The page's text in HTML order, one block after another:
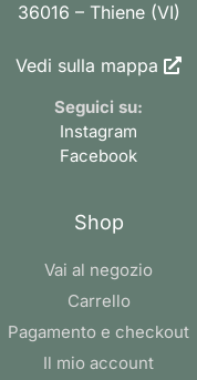
36016 – Thiene (VI)
Vedi sulla mappa
Seguici su:
Instagram
Facebook
Shop
Vai al negozio
Carrello
Pagamento e checkout
Il mio account